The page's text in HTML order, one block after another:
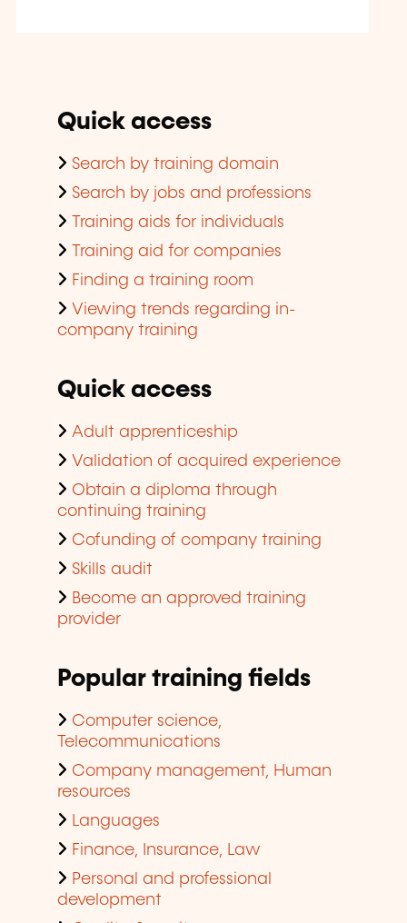
Quick access
Search by training domain
Search by jobs and professions
Training aids for individuals
Training aid for companies
Finding a training room
Viewing trends regarding in-
company training
Quick access
Adult apprenticeship
Validation of acquired experience
Obtain a diploma through
continuing training
Cofunding of company training
Skills audit
Become an approved training
provider
Popular training fields
Computer science,
Telecommunications
Company management, Human
resources
Languages
Finance, Insurance, Law
Personal and professional
development